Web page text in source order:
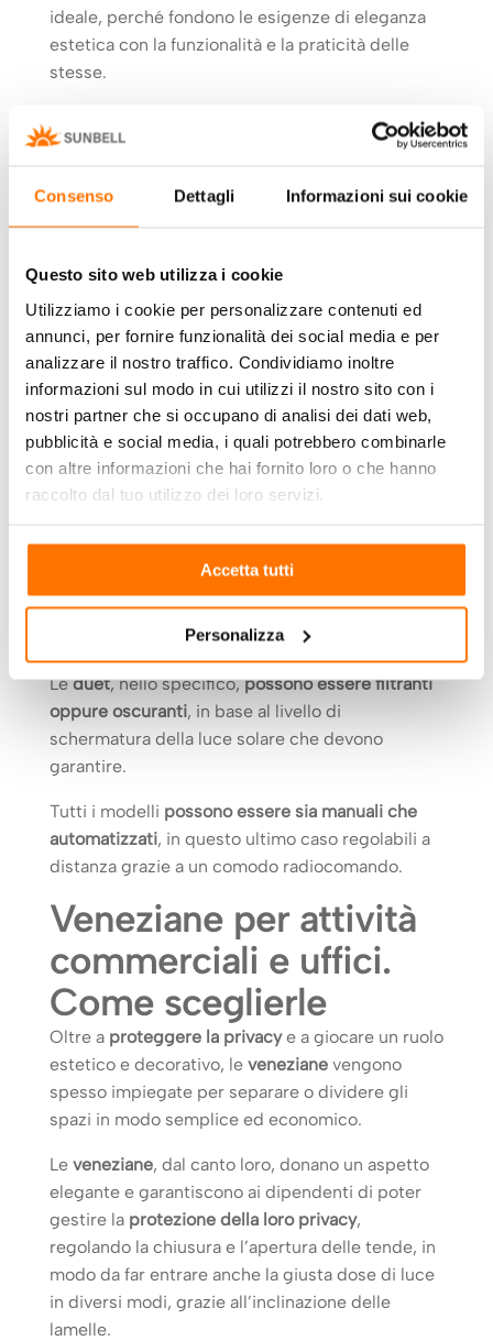
Consenso Dettagli Informazioni sui cookie
Questo sito web utilizza i cookie
Utilizziamo i cookie per personalizzare contenuti ed
annunci, per fornire funzionalità dei social media e per
analizzare il nostro traffico. Condividiamo inoltre
informazioni sul modo in cui utilizzi il nostro sito con i
nostri partner che si occupano di analisi dei dati web,
pubblicità e social media, i quali potrebbero combinarle
con altre informazioni che hai fornito loro o che hanno
raccolto dal tuo utilizzo dei loro servizi.
Accetta tutti
Personalizza
ideale, perché fondono le esigenze di eleganza
estetica con la funzionalità e la praticità delle
stesse.
tenda veneziana all’interno
del vetrocamera
, ovvero tra le due lastre di vetro
protezione dallo sporco e dalla polvere, perché
racchiuse in un ambiente totalmente sigillato.
Un vantaggio indiscusso che si associa a quello
del risparmio energetico
derivante dall’utilizzo
doppi vetri
, che sia in casa che per un’attività
commerciale sono di fondamentale importanza.
[bctt tweet=”La veneziana interna al
vetrocamera: privacy, pulizia e risparmio
energetico” via=”no”]
Letende nel vetrosi dividono nelle seguenti
plissé;
Leduet, nello specifico,possono essere filtranti
oppure oscuranti, in base al livello di
schermatura della luce solare che devono
garantire.
Tutti i modelli possono essere sia manuali che
automatizzati, in questo ultimo caso regolabili a
distanza grazie a un comodo radiocomando.
Veneziane per attività
commerciali e uffici.
Come sceglierle
Oltre aproteggere la privacye a giocare un ruolo
estetico e decorativo, le venezianevengono
spesso impiegate per separare o dividere gli
spazi in modo semplice ed economico.
Leveneziane, dal canto loro, donano un aspetto
elegante e garantiscono ai dipendenti di poter
gestire la protezione della loro privacy,
regolando la chiusura e l’apertura delle tende, in
modo da far entrare anche la giusta dose di luce
in diversi modi, grazie all’inclinazione delle
lamelle.